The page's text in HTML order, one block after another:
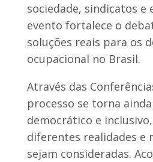
sociedade, sindicatos e
evento fortalece o
soluções reais para os
ocupacional no Brasil.
Através das
processo se torna
democrático e
diferentes realidades e
sejam consideradas.